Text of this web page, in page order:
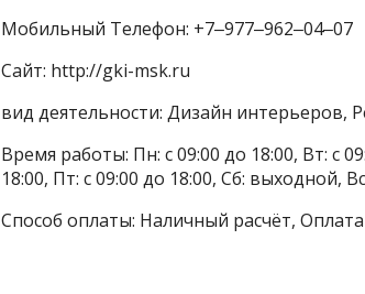
Мобильный Телефон: +7‒977‒962‒04‒07
Сайт: http://gki-msk.ru
вид деятельности: Дизайн интерьеров,
Время работы: Пн: с 09:00 до 18:00, Вт: с
18:00, Пт: с 09:00 до 18:00, Сб: выходной,
Способ оплаты: Наличный расчёт,